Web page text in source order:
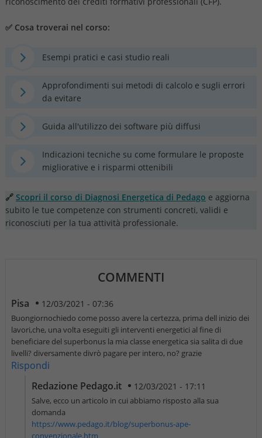
✅ Cosa troverai nel corso:
Esempi pratici e casi studio reali
Approfondimenti sui metodi di calcolo e sugli errori
da evitare
Guida all'utilizzo dei software più diffusi
Indicazioni tecniche su come formulare le proposte
migliorative e i risparmi ottenibili
🔗 Scopri il corso di Diagnosi Energetica di Pedago e aggiorna
subito le tue competenze con strumenti concreti, validi e
riconosciuti per la tua attività professionale.
COMMENTI
Pisa 12/03/2021 - 07:36
Buongiornochiedo come posso avere la certezza, prima dell inizio dei
lavori,che, una volta eseguiti gli interventi energetici al fine di
beneficiare del superbonus la mia classe energetica sia salita di due
livelli? diversamente divrò pagare per intero, no? grazie
Rispondi
Redazione Pedago.it
12/03/2021 - 17:11
Salve, ecco un articolo in cui abbiamo risposto alla sua
domanda
https://www.pedago.it/blog/superbonus-ape-
convenzionale.htm